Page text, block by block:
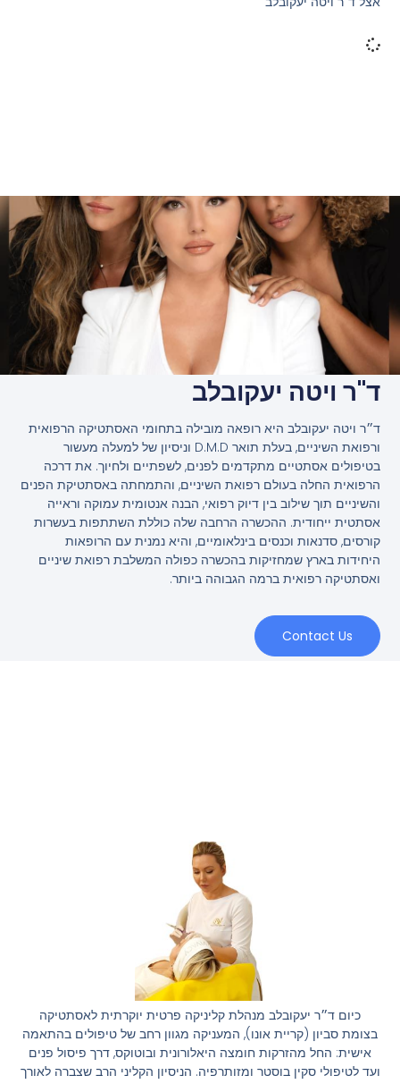
ד"ר ויטה יעקובלב
ד״ר ויטה יעקובלב היא רופאה מובילה בתחומי האסתטיקה הרפואית
ורפואת השיניים, בעלת תואר D.M.D וניסיון של למעלה מעשור
בטיפולים אסתטיים מתקדמים לפנים, לשפתיים ולחיוך. את דרכה
הרפואית החלה בעולם רפואת השיניים, והתמחתה באסתטיקת הפנים
והשיניים תוך שילוב בין דיוק רפואי, הבנה אנטומית עמוקה וראייה
אסתטית ייחודית. ההכשרה הרחבה שלה כוללת השתתפות בעשרות
קורסים, סדנאות וכנסים בינלאומיים, והיא נמנית עם הרופאות
היחידות בארץ שמחזיקות בהכשרה כפולה המשלבת רפואת שיניים
ואסתטיקה רפואית ברמה הגבוהה ביותר.
Contact Us
כיום ד״ר יעקובלב מנהלת קליניקה פרטית יוקרתית לאסתטיקה
בצומת סביון (קריית אונו), המעניקה מגוון רחב של טיפולים בהתאמה
אישית: החל מהזרקות חומצה היאלורונית ובוטוקס, דרך פיסול פנים
ועד לטיפולי סקין בוסטר ומזותרפיה. הניסיון הקליני הרב שצברה לאורך